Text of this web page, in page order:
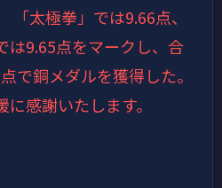
「太極拳」では9.66点、
は9.65点をマークし、合
で銅メダルを獲得した。
感謝いたします。